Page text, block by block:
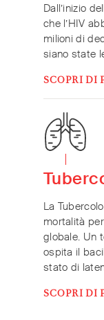
Dall’inizio
che l’HIV
milioni di
siano state
SCOPRI DI
La
mortalità
globale. Un
ospita il
stato di
SCOPRI DI